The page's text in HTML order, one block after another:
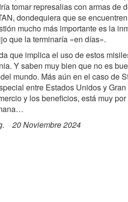
tomar represalias con armas de
dondequiera que se
mucho más importante es la
que la terminaría «en días».
que implica el uso de estos
Y saben muy bien que no es
mundo. Más aún en el caso de
entre Estados Unidos y
y los beneficios, está muy
20 Noviembre 2024